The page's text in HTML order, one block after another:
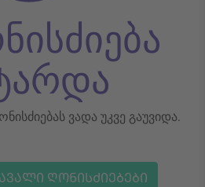
ვადა უკვე გაუვიდა.
ᲦᲝᲜᲘᲡᲫᲘᲔᲑᲔᲑᲘ